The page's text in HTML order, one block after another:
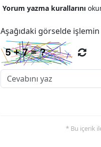
Yorum yazma kurallarını
Aşağıdaki görselde
* Bu içerik